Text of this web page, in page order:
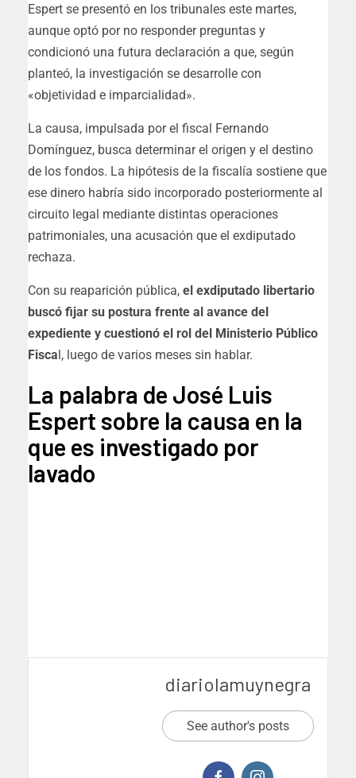
Espert se presentó en los tribunales este martes,
aunque optó por no responder preguntas y
condicionó una futura declaración a que, según
planteó, la investigación se desarrolle con
«objetividad e imparcialidad».
La causa, impulsada por el fiscal Fernando
Domínguez, busca determinar el origen y el destino
de los fondos. La hipótesis de la fiscalía sostiene que
ese dinero habría sido incorporado posteriormente al
circuito legal mediante distintas operaciones
patrimoniales, una acusación que el exdiputado
rechaza.
Con su reaparición pública, el exdiputado libertario
buscó fijar su postura frente al avance del
expediente y cuestionó el rol del Ministerio Público
Fiscal, luego de varios meses sin hablar.
La palabra de José Luis
Espert sobre la causa en la
que es investigado por
lavado
diariolamuynegra
See author's posts